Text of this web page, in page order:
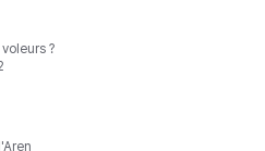
?